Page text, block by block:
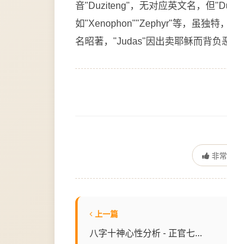
音"Duziteng"，无对应英文名，但
如"Xenophon""Zephyr"等，虽独特
名昭著，"Judas"因出卖耶稣而背负
非
上一篇
八字十神心性分析 - 正官七...